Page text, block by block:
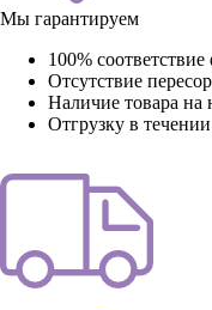
Мы гарантируем
100%
Отсутствие
Наличие товара на
Отгрузку в